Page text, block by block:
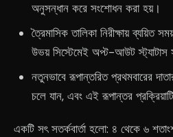
অনুসন্ধান করে সংশোধন করা হয়।
ত্রৈমাসিক তালিকা নিরীক্ষায় ব্যয়িত
উভয় সিস্টেমেই অপ্ট-আউট স্ট্যাটাস
নতুনভাবে রূপান্তরিত প্রথমবারের
চলে যান, এবং এই রূপান্তর
একটি সৎ সতর্কবার্তা হলো: ৪ থেকে ৬